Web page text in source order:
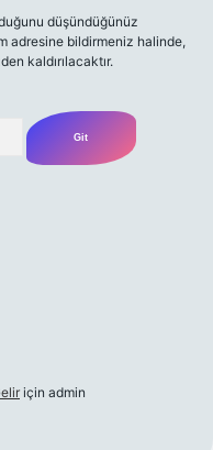
düşündüğünüz
adresine bildirmeniz halinde,
kaldırılacaktır.
için admin